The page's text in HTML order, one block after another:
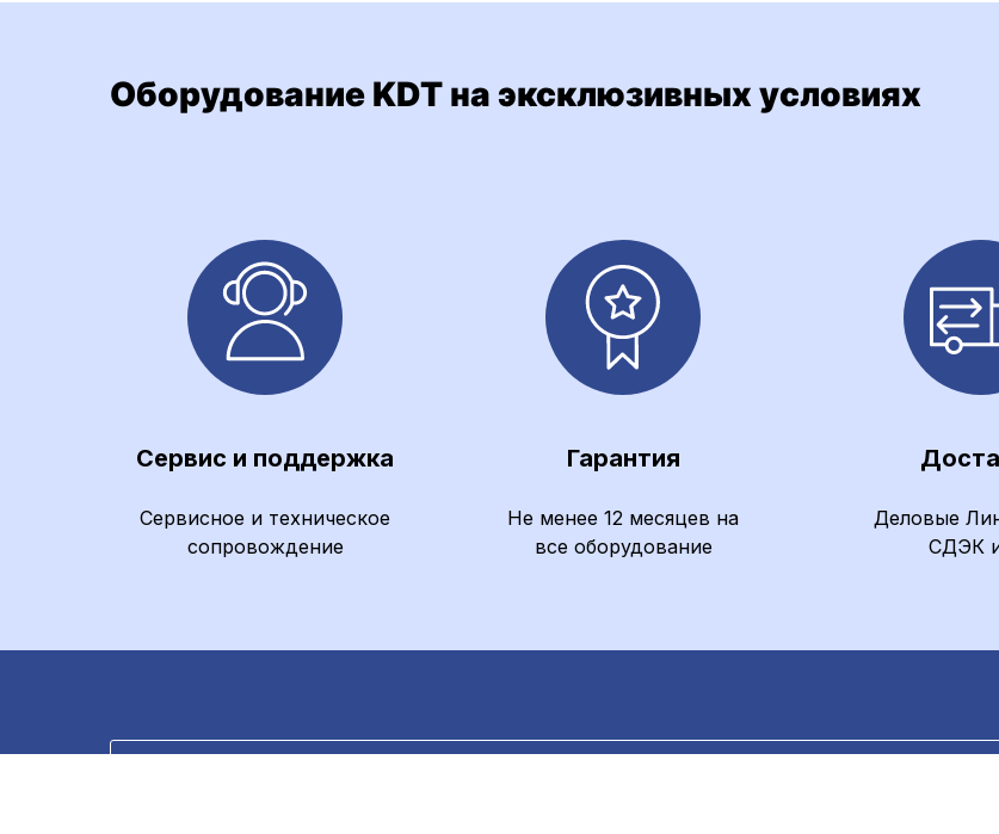
Оборудование KDT на эксклюзивных условиях
Сервис и поддержка
Сервисное и техническое
сопровождение
Гарантия
Не менее 12 месяцев на
все оборудование
Деловые
СДЭК